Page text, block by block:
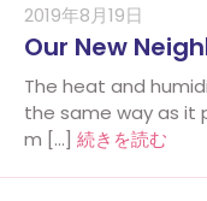
Our New
2019年8月19日
The heat and
the same way as it
m […] 続きを読む